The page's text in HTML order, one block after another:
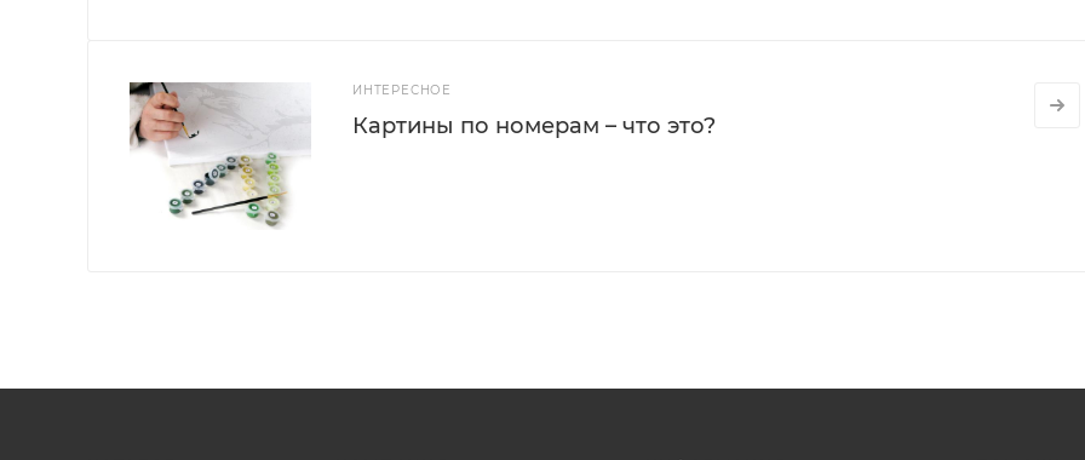
ИНТЕРЕСНОЕ
Картины по номерам – что это?